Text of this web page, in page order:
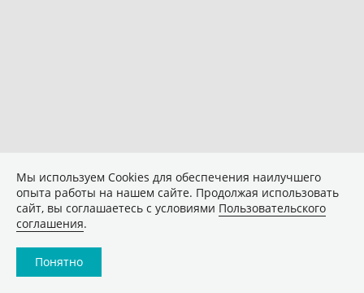
Мы используем Сookies для обеспечения наилучшего
опыта работы на нашем сайте. Продолжая использовать
сайт, вы соглашаетесь с условиями Пользовательского
соглашения.
Понятно